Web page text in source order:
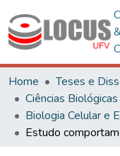
&
Home
Teses e
Biologia Celular e